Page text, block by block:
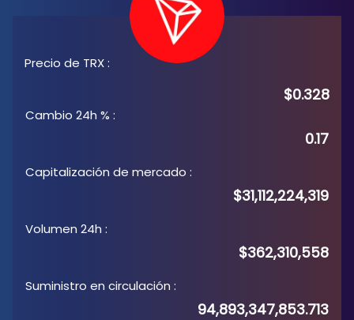
Precio de TRX:
$0.328
Cambio 24h % :
0.17
Capitalización de mercado :
$31,112,224,319
Volumen 24h :
$362,310,558
Suministro en circulación :
94,893,347,853.713